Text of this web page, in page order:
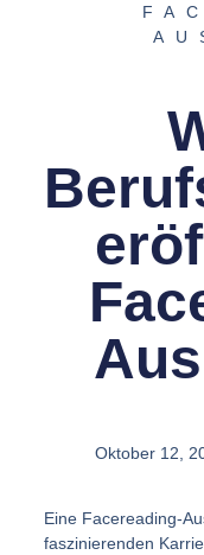
Oktober 12,
Eine Facereading-
faszinierenden